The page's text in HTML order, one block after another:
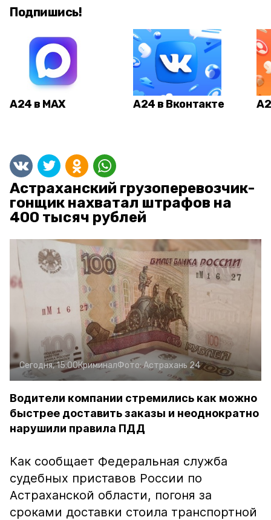
Подпишись!
А24 в MAX А24 в Вконтакте
Астраханский грузоперевозчик-
гонщик нахватал штрафов на
400 тысяч рублей
Сегодня, 15:00КриминалФото:Астрахань 24
Водители компании стремились как можно
быстрее доставить заказы и неоднократно
нарушили правила ПДД
Как сообщает Федеральная служба
судебных приставов России по
Астраханской области, погоня за
сроками доставки стоила транспортной